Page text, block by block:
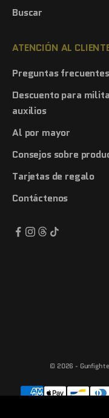
Buscar
ATENCIÓN AL
Preguntas frecuentes
Descuento para
auxilios
Al por mayor
Consejos sobre
Tarjetas de regalo
Contáctenos
© 2026 -